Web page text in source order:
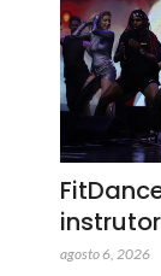
agosto 6, 2026